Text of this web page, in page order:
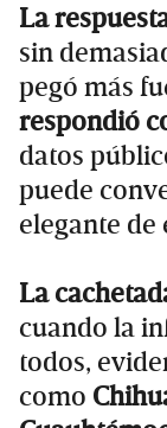
La
sin
pegó más
respondió
datos
puede
elegante
La
cuando la
todos,
como